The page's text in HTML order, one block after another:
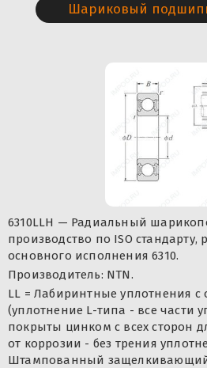
Шариковый
6310LLH — Радиальный
производство по ISO стандарту,
основного исполнения 6310.
Производитель: NTN.
LL = Лабиринтные уплотнения с
(уплотнение L-типа - все части
покрыты цинком с всех сторон
от коррозии - без трения
Штампованный